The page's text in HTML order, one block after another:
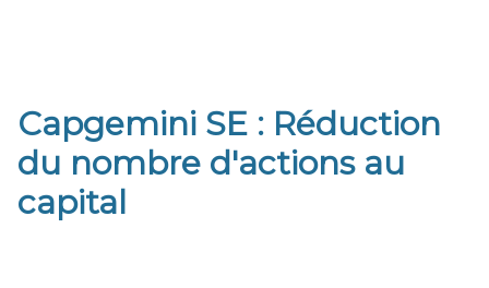
Capgemini SE : Réduction
du nombre d'actions au
capital